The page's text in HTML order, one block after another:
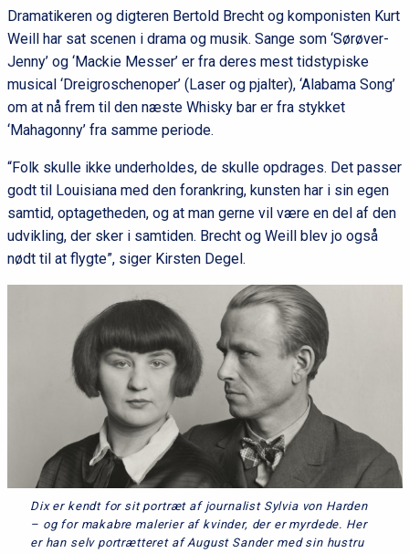
Dramatikeren og digteren Bertold Brecht og komponisten Kurt
Weill har sat scenen i drama og musik. Sange som ‘Sørøver-
Jenny’ og ‘Mackie Messer’ er fra deres mest tidstypiske
musical ‘Dreigroschenoper’ (Laser og pjalter), ‘Alabama Song’
om at nå frem til den næste Whisky bar er fra stykket
‘Mahagonny’ fra samme periode.
“Folk skulle ikke underholdes, de skulle opdrages. Det passer
godt til Louisiana med den forankring, kunsten har i sin egen
samtid, optagetheden, og at man gerne vil være en del af den
udvikling, der sker i samtiden. Brecht og Weill blev jo også
nødt til at flygte”, siger Kirsten Degel.
Dix er kendt for sit portræt af journalist Sylvia von Harden
– og for makabre malerier af kvinder, der er myrdede. Her
er han selv portrætteret af August Sander med sin hustru